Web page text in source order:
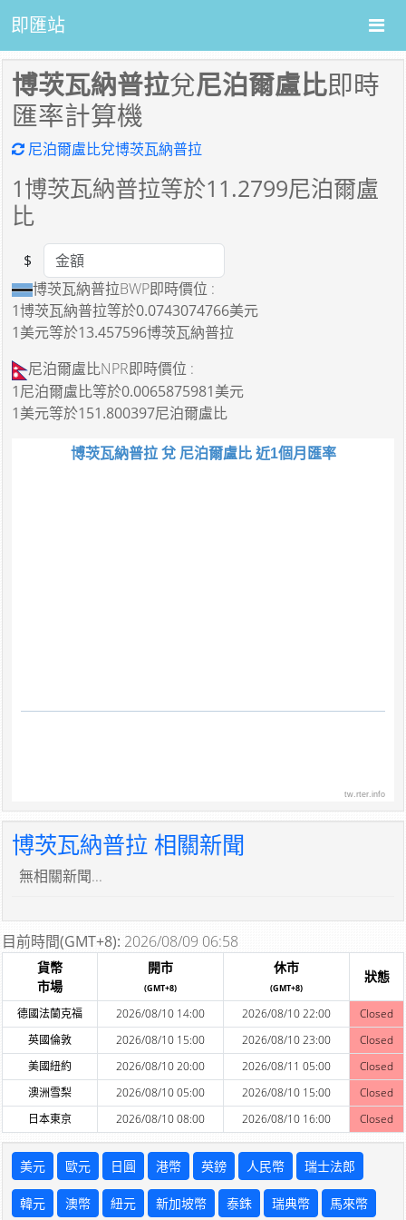
即匯站
博茨瓦納普拉兌尼泊爾盧比即時
匯率計算機
尼泊爾盧比兌博茨瓦納普拉
1博茨瓦納普拉等於11.2799尼泊爾盧
比
Amount
$
博茨瓦納普拉BWP即時價位 :
1博茨瓦納普拉等於0.0743074766美元
1美元等於13.457596博茨瓦納普拉
尼泊爾盧比NPR即時價位 :
1尼泊爾盧比等於0.0065875981美元
1美元等於151.800397尼泊爾盧比
博茨瓦納普拉 兌 尼泊爾盧比 近1個月匯率
tw.rter.info
博茨瓦納普拉 相關新聞
無相關新聞...
目前時間(GMT+8): 2026/08/09 06:58
貨幣
市場
開市
(GMT+8)
休市
(GMT+8)
狀態
德國法蘭克福 2026/08/10 14:00 2026/08/10 22:00
Closed
英國倫敦
2026/08/10 15:00 2026/08/10 23:00
Closed
美國紐約
2026/08/10 20:00 2026/08/11 05:00
Closed
澳洲雪梨
2026/08/10 05:00 2026/08/10 15:00
Closed
日本東京
2026/08/10 08:00 2026/08/10 16:00 Closed
美元 歐元 日圓 港幣 英鎊 人民幣 瑞士法郎
韓元 澳幣 紐元 新加坡幣 泰銖 瑞典幣 馬來幣